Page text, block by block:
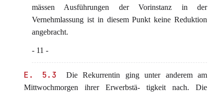
mässen Ausführungen der Vorinstanz in der
Vernehmlassung ist in diesem Punkt keine Reduktion
angebracht.
- 11 -
E. 5.3
Die Rekurrentin ging unter anderem am
Mittwochmorgen ihrer Erwerbstä- tigkeit nach. Die